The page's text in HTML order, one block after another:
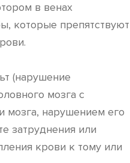
в венах
которые препятствуют
(нарушение
мозга с
мозга, нарушением его
затруднения или
крови к тому или